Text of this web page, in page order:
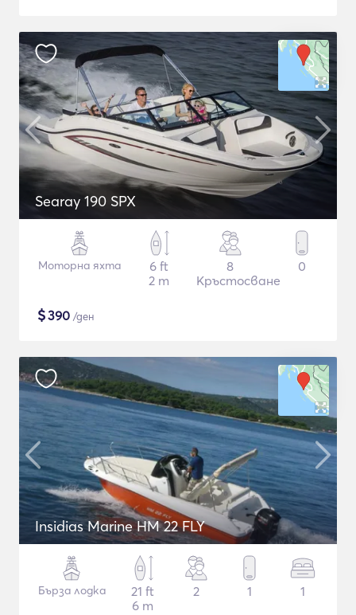
Searay 190 SPX
Моторна яхта
6 ft
2 m
8
Кръстосване
0
$390 /ден
Insidias Marine HM 22 FLY
Бърза лодка
21 ft
6 m
2 1 1